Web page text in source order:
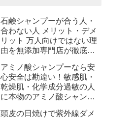
石鹸シャンプーが合う人・
合わない人 メリット・デメ
リット 万人向けではない理
由を無添加専門店が徹底解
アミノ酸シャンプーなら安
心安全は勘違い！敏感肌・
乾燥肌・化学成分過敏の人
に本物のアミノ酸シャンプ
頭皮の日焼けで紫外線ダメ